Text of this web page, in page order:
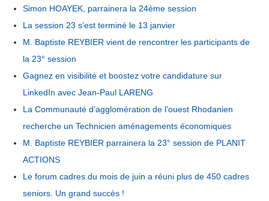
Simon HOAYEK, parrainera la 24ème session
La session 23 s’est terminé le 13 janvier
M. Baptiste REYBIER vient de rencontrer les participants de
la 23° session
Gagnez en visibilité et boostez votre candidature sur
LinkedIn avec Jean-Paul LARENG
La Communauté d’agglomération de l’ouest Rhodanien
recherche un Technicien aménagements économiques
M. Baptiste REYBIER parrainera la 23° session de PLANIT
ACTIONS
Le forum cadres du mois de juin a réuni plus de 450 cadres
seniors. Un grand succès !